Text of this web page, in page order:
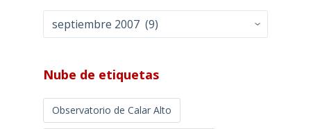
Archivos
mensuales
Nube de etiquetas
Observatorio de Calar Alto